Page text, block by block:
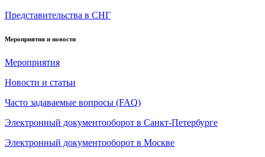
Представительства в СНГ
Мероприятия и новости
Мероприятия
Новости и статьи
Часто задаваемые вопросы (FAQ)
Электронный документооборот в Санкт-Петербурге
Электронный документооборот в Москве